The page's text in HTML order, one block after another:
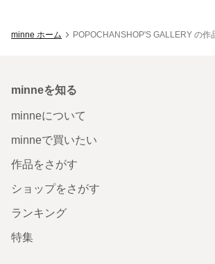
minne ホーム POPOCHANSHOP'S GALLERY の作
minneを知る
minneについて
minneで買いたい
作品をさがす
ショップをさがす
ランキング
特集